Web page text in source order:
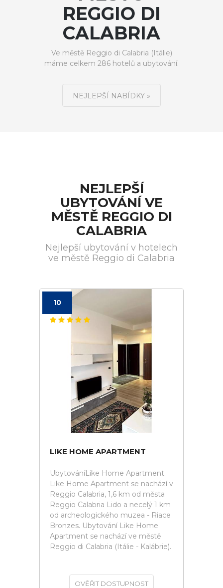
REGGIO DI
CALABRIA
Ve městě Reggio di Calabria (Itálie)
máme celkem 286 hotelů a ubytování.
NEJLEPŠÍ NABÍDKY »
NEJLEPŠÍ
UBYTOVÁNÍ VE
MĚSTĚ REGGIO DI
CALABRIA
Nejlepší ubytování v hotelech
ve městě Reggio di Calabria
10
LIKE HOME APARTMENT
UbytováníLike Home Apartment.
Like Home Apartment se nachází v
Reggio Calabria, 1,6 km od města
Reggio Calabria Lido a necelý 1 km
od archeologického muzea - Riace
Bronzes. Ubytování Like Home
Apartment se nachází ve městě
Reggio di Calabria (Itálie - Kalábrie).
OVĚŘIT DOSTUPNOST